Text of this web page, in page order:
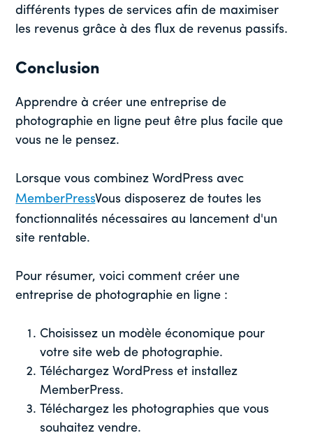
différents types de services afin de maximiser
les revenus grâce à des flux de revenus passifs.
Conclusion
Apprendre à créer une entreprise de
photographie en ligne peut être plus facile que
vous ne le pensez.
Lorsque vous combinez WordPress avec
MemberPressVous disposerez de toutes les
fonctionnalités nécessaires au lancement d'un
site rentable.
Pour résumer, voici comment créer une
entreprise de photographie en ligne :
Choisissez un modèle économique pour
votre site web de photographie.
Téléchargez WordPress et installez
MemberPress.
Téléchargez les photographies que vous
souhaitez vendre.